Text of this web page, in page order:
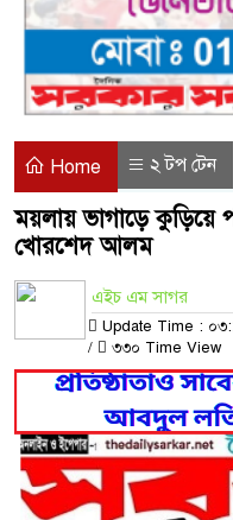
Home ২ টপ টেন
ময়লায় ভাগাড়ে কুড়িয়ে
খোরশেদ আলম
এইচ এম সাগর
Update Time :
/
৩৩০ Time View